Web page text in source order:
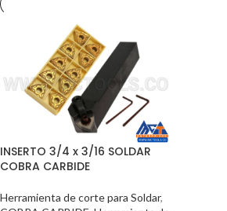
INSERTO 3/4 x 3/16 SOLDAR
COBRA CARBIDE
Herramienta de corte para Soldar,